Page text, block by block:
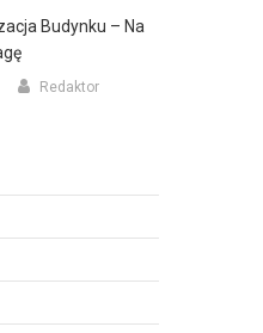
Budynku – Na
Redaktor